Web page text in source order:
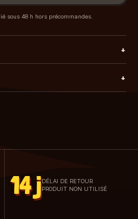
sous 48 h hors précommandes.
+
+
14 jDÉLAI DE RETOUR
PRODUIT NON UTILISÉ